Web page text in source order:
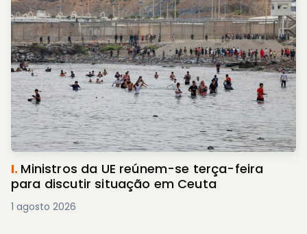
I. Ministros da UE reúnem-se terça-feira
para discutir situação em Ceuta
1 agosto 2026